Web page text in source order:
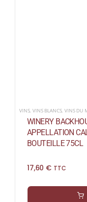
VINS,VINS BLANCS,VINS DU
WINERY
APPELLATION
BOUTEILLE 75CL
17,60 € TTC